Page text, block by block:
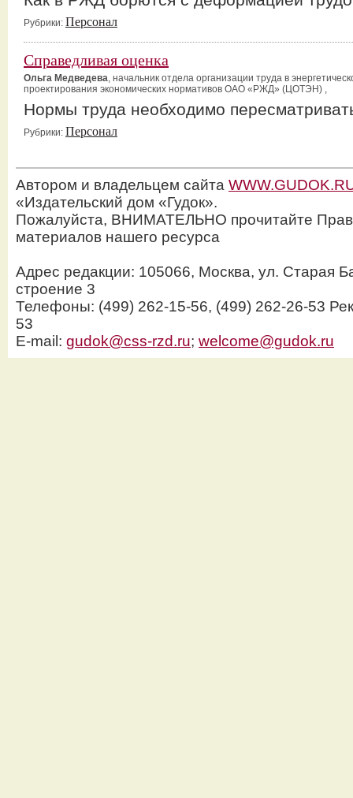
Рубрики: Персонал
Справедливая оценка
Ольга Медведева, начальник отдела организации труда в
проектирования экономических нормативов ОАО «РЖД» (ЦОТЭН) ,
Нормы труда необходимо
Рубрики: Персонал
Автором и владельцем сайта
«Издательский дом «Гудок».
Пожалуйста, ВНИМАТЕЛЬНО прочитайте
материалов нашего ресурса
Адрес редакции: 105066, Москва, ул. Старая
строение 3
Телефоны: (499) 262-15-56, (499) 262-26-53
53
E-mail: gudok@css-rzd.ru; welcome@gudok.ru